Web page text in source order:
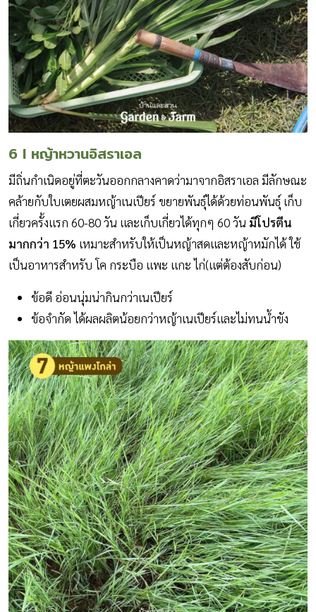
6 I หญ้าหวานอิสราเอล
มีถิ่นกำเนิดอยู่ที่ตะวันออกกลางคาดว่ามาจากอิสราเอล มีลักษณะ
คล้ายกับใบเตยผสมหญ้าเนเปียร์ ขยายพันธุ์ได้ด้วยท่อนพันธุ์ เก็บ
เกี่ยวครั้งแรก 60-80 วัน และเก็บเกี่ยวได้ทุกๆ 60 วัน มีโปรตีน
มากกว่า 15% เหมาะสำหรับให้เป็นหญ้าสดและหญ้าหมักได้ ใช้
เป็นอาหารสำหรับ โค กระบือ แพะ แกะ ไก่(แต่ต้องสับก่อน)
ข้อดี อ่อนนุ่มน่ากินกว่าเนเปียร์
ข้อจำกัด ได้ผลผลิตน้อยกว่าหญ้าเนเปียร์และไม่ทนน้ำขัง